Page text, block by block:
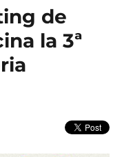
de
la 3ª